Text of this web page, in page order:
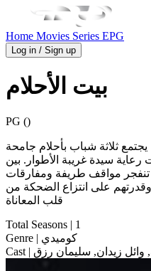
Home Movies Series EPG
Log in / Sign up
بيت الأحلام
PG ()
ثلاثة شباب بأحلام جامحة
رعاية سيدة غريبة الأطوار. بين
تنفجر مواقف طريفة ومفارقات
على انتزاع الضحكة من
قلب المعاناة
Total Seasons | 1
Genre
| كوميدي
Cast
وائل زيدان, سليمان رزق